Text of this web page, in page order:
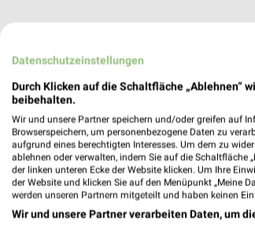
Datenschutzeinstellungen
Durch Klicken auf die Schaltfläche „Ablehnen“
beibehalten.
Wir und unsere Partner speichern und/oder greifen auf
Browserspeichern, um personenbezogene Daten zu
aufgrund eines berechtigten Interesses. Um dem zu
ablehnen oder verwalten, indem Sie auf die Schaltfläche
der linken unteren Ecke der Website klicken. Um Ihre
der Website und klicken Sie auf den Menüpunkt „Meine
werden unseren Partnern mitgeteilt und haben keinen
Wir und unsere Partner verarbeiten Daten, um